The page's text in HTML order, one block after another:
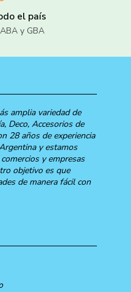
el país
y GBA
amplia variedad de
Deco, Accesorios de
28 años de experiencia
y estamos
y empresas
objetivo es que
de manera fácil con